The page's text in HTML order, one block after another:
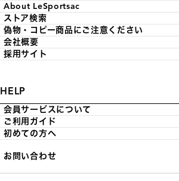
About LeSportsac
ストア検索
偽物・コピー商品にご注意ください
会社概要
採用サイト
HELP
会員サービスについて
ご利用ガイド
初めての方へ
お問い合わせ